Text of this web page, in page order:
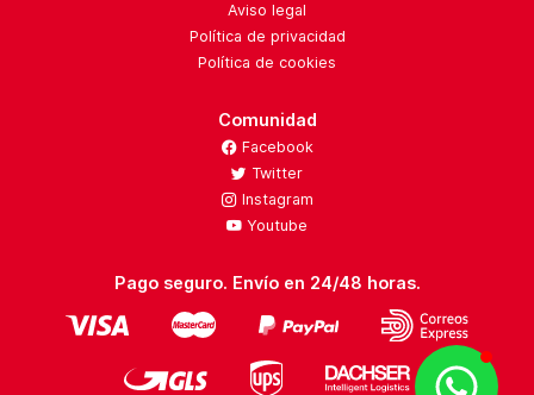
Aviso legal
Política de privacidad
Política de cookies
Comunidad
Facebook
Twitter
Instagram
Youtube
Pago seguro. Envío en 24/48 horas.